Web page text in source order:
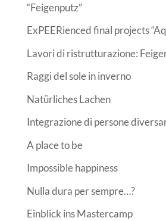
“Feigenputz”
ExPEERienced final projects
Lavori di ristrutturazione:
Raggi del sole in inverno
Natürliches Lachen
Integrazione di persone
A place to be
Impossible happiness
Nulla dura per sempre…?
Einblick ins Mastercamp